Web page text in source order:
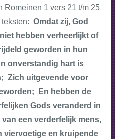
Romeinen 1 vers 21 t/m 25
Omdat zij, God
hebben verheerlijkt of
geworden in hun
onverstandig hart is
Zich uitgevende voor
En hebben de
Gods veranderd in
een verderfelijk mens,
viervoetige en kruipende